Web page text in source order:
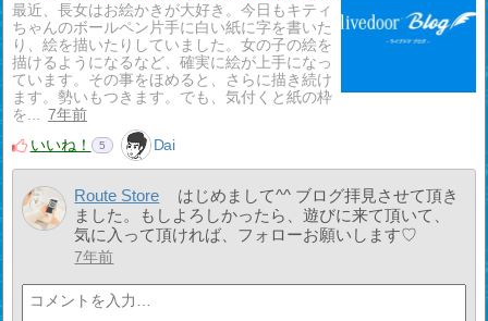
最近、長女はお絵かきが大好き。今日もキティ
ちゃんのボールペン片手に白い紙に字を書いた
り、絵を描いたりしていました。女の子の絵を
描けるようになるなど、確実に絵が上手になっ
ています。その事をほめると、さらに描き続け
ます。勢いもつきます。でも、気付くと紙の枠
を...
7年前
いいね！
5 Dai
Route Store
はじめまして^^ ブログ拝見させて頂き
ました。もしよろしかったら、遊びに来て頂いて、
気に入って頂ければ、フォローお願いします♡
7年前